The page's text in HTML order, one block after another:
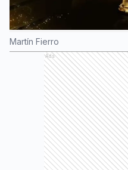
Martín Fierro
Ads